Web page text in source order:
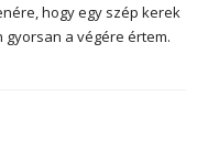
hogy egy szép kerek
a végére értem.